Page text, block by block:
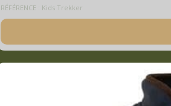
RÉFÉRENCE : Kids Trekker